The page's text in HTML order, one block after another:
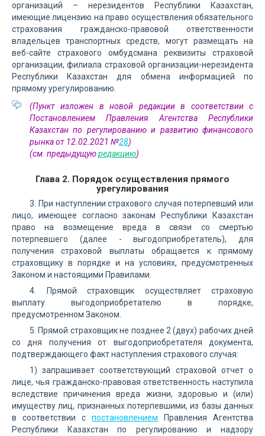
организаций – нерезидентов Республики Казахстан,
имеющие лицензию на право осуществления обязательного
страхования гражданско-правовой ответственности
владельцев транспортных средств, могут размещать на
веб-сайте страхового омбудсмана реквизиты страховой
организации, филиала страховой организации-нерезидента
Республики Казахстан для обмена информацией по
прямому урегулированию.
(Пункт изложен в новой редакции в соответствии с
Постановлением Правления Агентства Республики
Казахстан по регулированию и развитию финансового
рынка от 12.02.2021 №28)
(см. предыдущуюредакцию)
Глава 2. Порядок осуществления прямого
урегулирования
3. При наступлении страхового случая потерпевший или
лицо, имеющее согласно законам Республики Казахстан
право на возмещение вреда в связи со смертью
потерпевшего (далее - выгодоприобретатель), для
получения страховой выплаты обращается к прямому
страховщику в порядке и на условиях, предусмотренных
Законом и настоящими Правилами.
4. Прямой страховщик осуществляет страховую
выплату выгодоприобретателю в порядке,
предусмотренном Законом.
5. Прямой страховщик не позднее 2 (двух) рабочих дней
со дня получения от выгодоприобретателя документа,
подтверждающего факт наступления страхового случая:
1) запрашивает соответствующий страховой отчет о
лице, чья гражданско-правовая ответственность наступила
вследствие причинения вреда жизни, здоровью и (или)
имуществу лиц, признанных потерпевшими, из базы данных
в соответствии с постановлением Правления Агентства
Республики Казахстан по регулированию и надзору